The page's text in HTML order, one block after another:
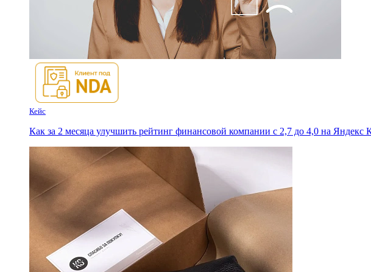
Кейс
Как за 2 месяца улучшить рейтинг финансовой компании с 2,7 до 4,0 на Яндекс